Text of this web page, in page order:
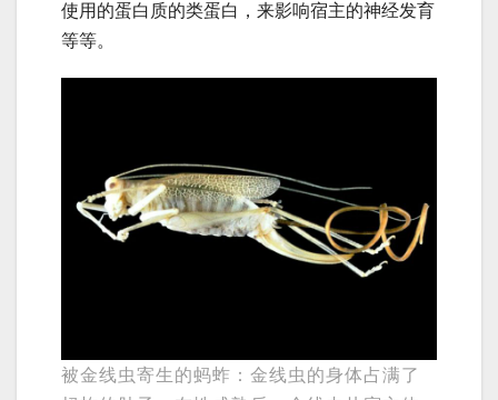
使用的蛋白质的类蛋白，来影响宿主的神经发育
等等。
被金线虫寄生的蚂蚱：金线虫的身体占满了